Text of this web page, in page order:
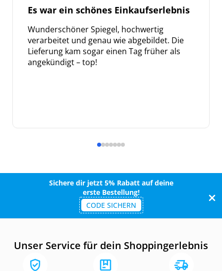
Es war ein schönes Einkaufserlebnis
Wunderschöner Spiegel, hochwertig
verarbeitet und genau wie abgebildet. Die
Lieferung kam sogar einen Tag früher als
angekündigt – top!
Sichere dir jetzt 5% Rabatt auf deine
erste Bestellung!
CODE SICHERN
Unser Service für dein Shoppingerlebnis